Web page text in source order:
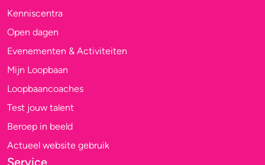
Kenniscentra
Open dagen
Evenementen & Activiteiten
Mijn Loopbaan
Loopbaancoaches
Test jouw talent
Beroep in beeld
Actueel website gebruik
Service